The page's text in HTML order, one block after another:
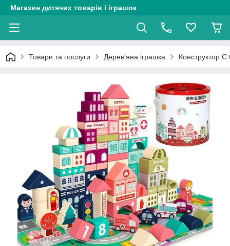
Магазин дитячих товарів і іграшок
Товари та послуги Дерев'яна іграшка Конструктор С